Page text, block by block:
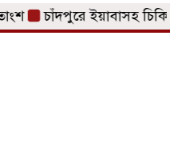
চাঁদপুরে ইয়াবাসহ চিকিৎসক